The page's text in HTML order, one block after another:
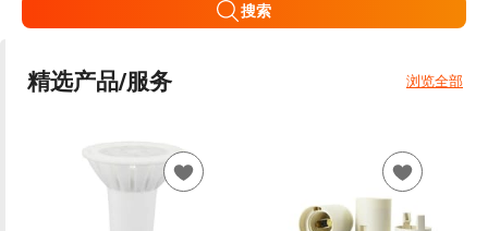
搜索
精选产品/服务 浏览全部